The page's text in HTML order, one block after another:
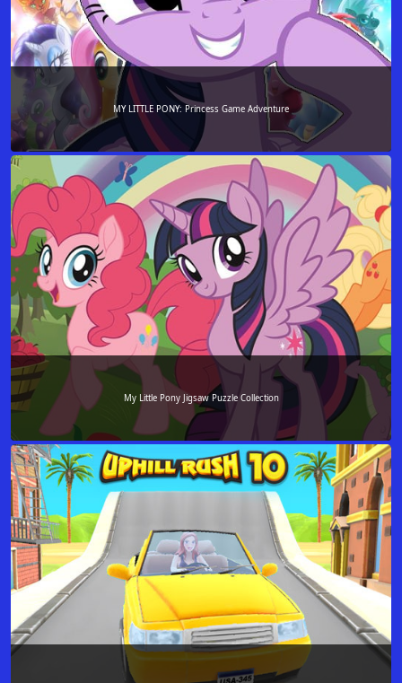
MY LITTLE PONY: Princess Game Adventure
My Little Pony Jigsaw Puzzle Collection